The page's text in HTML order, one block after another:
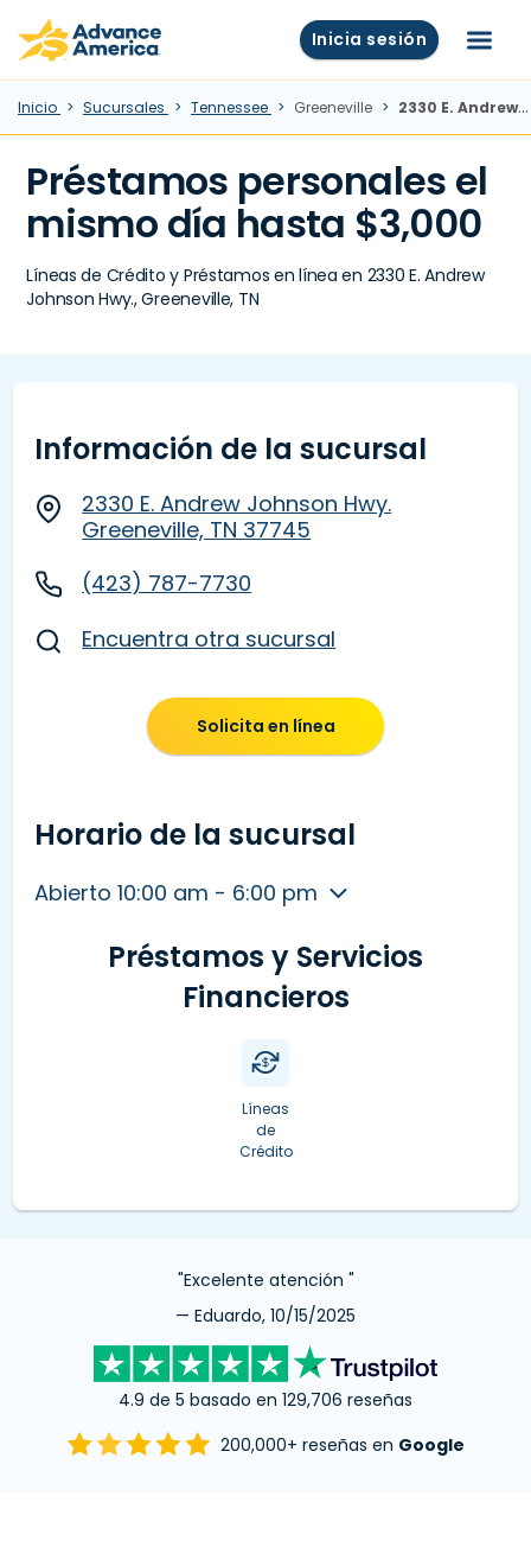
Skip to main content
Advance America home Inicia sesión Menú
Inicio Sucursales Tennessee Greeneville 2330 E. Andrew Johnson Hwy., Greeneville, TN
Préstamos personales el
mismo día hasta $3,000
Líneas de Crédito y Préstamos en línea en 2330 E. Andrew
Johnson Hwy., Greeneville, TN
Información de la sucursal
2330 E. Andrew Johnson Hwy.
Greeneville, TN 37745
(423) 787-7730
Encuentra otra sucursal
Solicita en línea
Horario de la sucursal
Abierto 10:00 am - 6:00 pm
Préstamos y Servicios
Financieros
Líneas
de
Crédito
"Excelente atención "
— Eduardo, 10/15/2025
4.9 de 5 basado en 129,706 reseñas
200,000+ reseñas en Google